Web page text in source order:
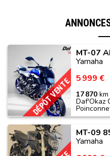
DÉPÔT VENTE
MT-07
Yamaha
5 999 €
17 870 km
Daf'Okaz
MT-09
Yamaha